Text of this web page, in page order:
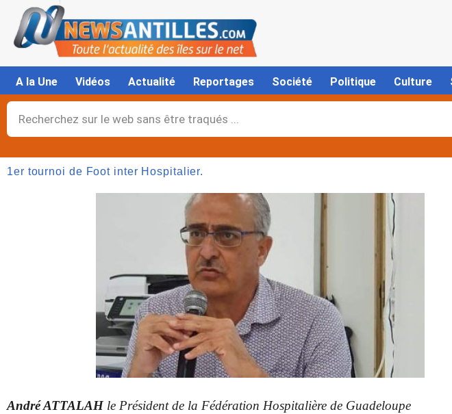
contenu
A la Une Vidéos Actualité Reportages Société Politique Culture
Rechercher
1er tournoi de Foot inter Hospitalier.
André ATTALAH le Président de la Fédération Hospitalière de Guadeloupe